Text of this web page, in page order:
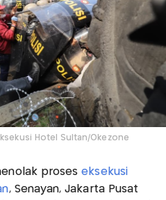
Hotel Sultan/Okezone
proses eksekusi
, Senayan, Jakarta Pusat